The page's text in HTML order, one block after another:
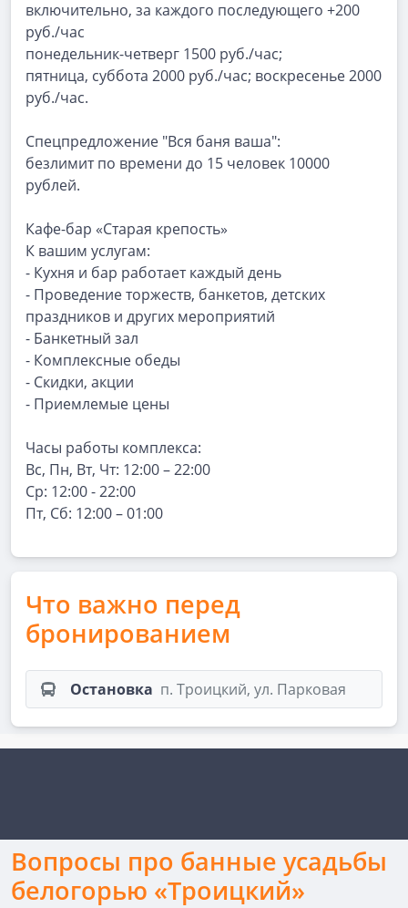
включительно, за каждого последующего +200
руб./час
понедельник-четверг 1500 руб./час;
пятница, суббота 2000 руб./час; воскресенье 2000
руб./час.
Спецпредложение "Вся баня ваша":
безлимит по времени до 15 человек 10000
рублей.
Кафе-бар «Старая крепость»
К вашим услугам:
- Кухня и бар работает каждый день
- Проведение торжеств, банкетов, детских
праздников и других мероприятий
- Банкетный зал
- Комплексные обеды
- Скидки, акции
- Приемлемые цены
Часы работы комплекса:
Вс, Пн, Вт, Чт: 12:00 – 22:00
Ср: 12:00 - 22:00
Пт, Сб: 12:00 – 01:00
Что важно перед
бронированием
Остановка п. Троицкий, ул. Парковая
Вопросы про банные усадьбы
белогорью «Троицкий»